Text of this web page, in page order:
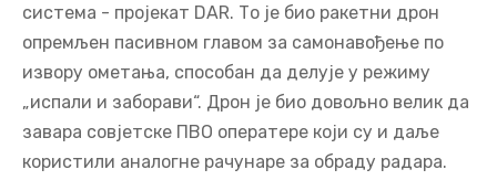
система - пројекат DAR. То је био ракетни дрон
опремљен пасивном главом за самонавођење по
извору ометања, способан да делује у режиму
„испали и заборави“. Дрон је био довољно велик да
завара совјетске ПВО оператере који су и даље
користили аналогне рачунаре за обраду радара.